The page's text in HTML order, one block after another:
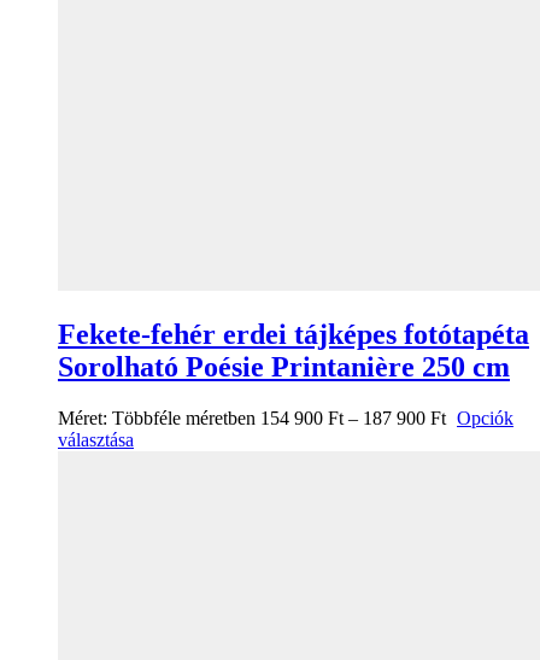
Fekete-fehér erdei tájképes fotótapéta
Sorolható Poésie Printanière 250 cm
Méret: Többféle méretben 154 900 Ft – 187 900 Ft Opciók
választása